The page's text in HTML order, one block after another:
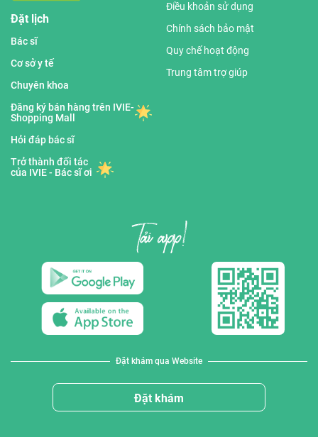
Đặt lịch
Bác sĩ
Cơ sở y tế
Chuyên khoa
Đăng ký bán hàng trên IVIE-
Shopping Mall
Hỏi đáp bác sĩ
Trở thành đối tác
của IVIE - Bác sĩ ơi
Điều khoản sử dụng
Chính sách bảo mật
Quy chế hoạt động
Trung tâm trợ giúp
Đặt khám qua Website
Đặt khám